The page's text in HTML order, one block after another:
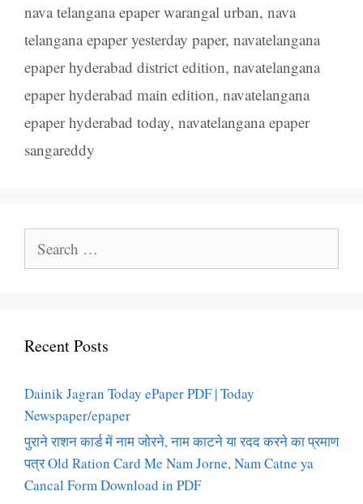
nava telangana epaper warangal urban, nava
telangana epaper yesterday paper, navatelangana
epaper hyderabad district edition, navatelangana
epaper hyderabad main edition, navatelangana
epaper hyderabad today, navatelangana epaper
sangareddy
for:
Recent Posts
Dainik Jagran Today ePaper PDF | Today
Newspaper/epaper
पुराने राशन कार्ड में नाम जोरने, नाम काटने या रदद करने का प्रमाण
पत्र Old Ration Card Me Nam Jorne, Nam Catne ya
Cancal Form Download in PDF